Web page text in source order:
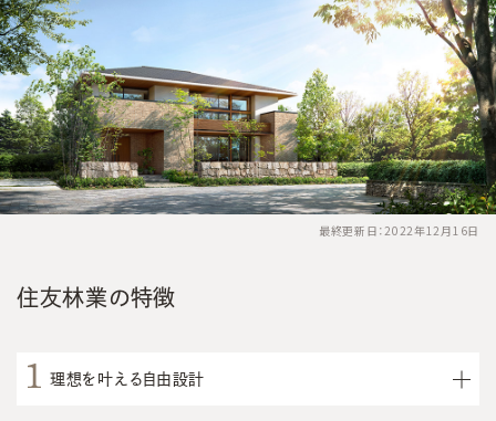
最終更新日：2022年12月16日
住友林業の特徴
理想を叶える自由設計